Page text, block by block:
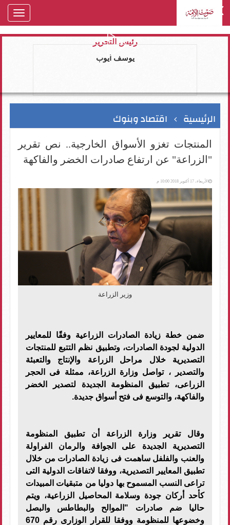
رئيس التحرير
يوسف ايوب
الرئيسية اقتصاد وبنوك
المنتجات تغزو الأسواق الخارجية.. نص تقرير
"الزراعة" عن ارتفاع صادرات الخضر والفاكهة
الأربعاء، 17 أكتوبر 2018 10:00 م
وزير الزراعة
ضمن خطة زيادة الصادرات الزراعية وفقًا للمعايير
الدولية لجودة الصادرات، وتطبيق نظم التتبع للمنتجات
التصديرية خلال مراحل الزراعة والإنتاج والتعبئة
والتصدير ، تواصل وزارة الزراعة، ممثلة فى الحجر
الزراعى، تطبيق المنظومة الجديدة لتصدير الخضر
والفاكهة، والتوسع فى فتح أسواق جديدة.
وقال تقرير وزارة الزراعة أن تطبيق المنظومة
التصديرية الجديدة على الجوافة والرمان الفراولة
والعنب والفلفل ساهمت فى زيادة الصادرات من خلال
تطبيق المعايير التصديرية، ووفقا لاتفاقات الدولية التى
تراعى النسب المسموح بها دوليا من متبقيات المبيدات
كأحد أركان جودة وسلامة المحاصيل الزراعية، ويتم
حاليا ضم صادرات "الموالح والبطاطس والبصل
وخضوعها للمنظومة ووفقا للقرار الوزارى رقم 670